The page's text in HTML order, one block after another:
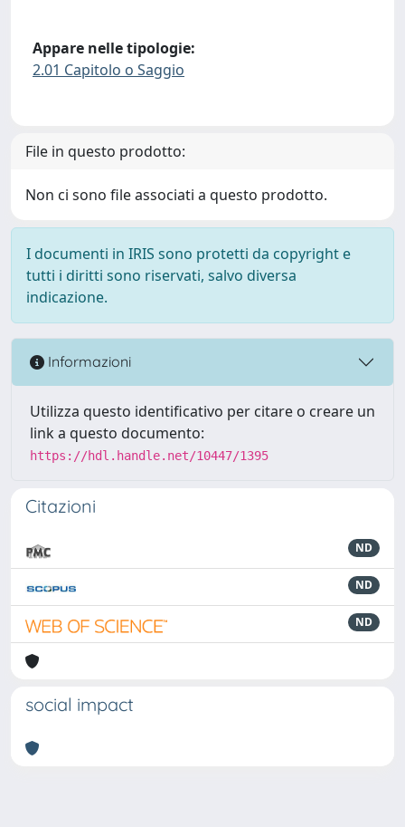
Appare nelle tipologie:
2.01 Capitolo o Saggio
File in questo prodotto:
Non ci sono file associati a questo prodotto.
I documenti in IRIS sono protetti da copyright e
tutti i diritti sono riservati, salvo diversa
indicazione.
Informazioni
Utilizza questo identificativo per citare o creare un
link a questo documento:
https://hdl.handle.net/10447/1395
Citazioni
ND
ND
ND
social impact